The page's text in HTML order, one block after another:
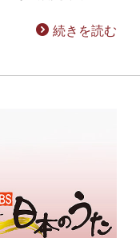
続きを読む